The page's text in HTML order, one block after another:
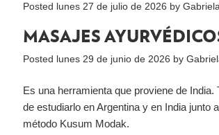
Posted lunes 27 de julio de 2026 by
MASAJES
Posted lunes 29 de junio de 2026 by
Es una herramienta que proviene de India.
de estudiarlo en Argentina y en India junto
método Kusum Modak.